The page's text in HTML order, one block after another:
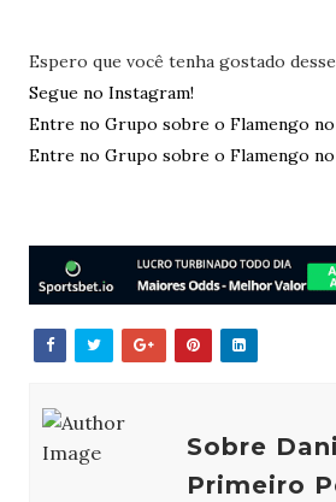
Espero que você tenha gostado
Segue no Instagram!
Entre no Grupo sobre o Flamengo
Entre no Grupo sobre o Flamengo
Sobre
Primeiro